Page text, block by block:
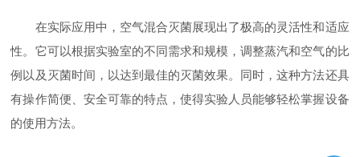
在实际应用中，空气混合灭菌展现出了极高的灵活性和适应
性。它可以根据实验室的不同需求和规模，调整蒸汽和空气的比
例以及灭菌时间，以达到最佳的灭菌效果。同时，这种方法还具
有操作简便、安全可靠的特点，使得实验人员能够轻松掌握设备
的使用方法。